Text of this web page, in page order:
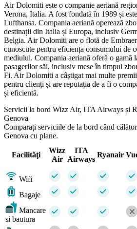
Air Dolomiti este o companie aeriană
Verona, Italia. A fost fondată în 1989 și
Lufthansa. Compania aeriană operează
destinații din Italia și Europa, inclusiv
Belgia. Air Dolomiti are o flotă de Embraer
cunoscute pentru eficiența consumului de
mediului. Compania aeriană oferă o gamă
pasagerilor săi, inclusiv mese în timpul
Fi. Air Dolomiti a câștigat mai multe
pentru clienți și are reputația de a fi o
și eficientă.
Servicii la bord Wizz Air, ITA Airways și
Genova
Comparați serviciile de la bord când
Genova cu plane.
Facilităţi
Wizz
Air
ITA
Airways
Ryanair
Wifi
Bagaje
Mancare
si bautura